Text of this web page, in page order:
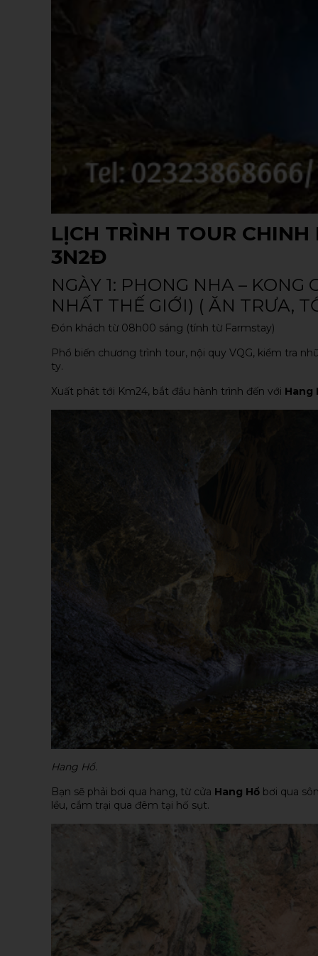
LỊCH TRÌNH TOUR
3N2Đ
NGÀY 1: PHONG NHA –
NHẤT THẾ GIỚI) ( ĂN TRƯA,
Đón khách từ 08h00 sáng (tính từ Farmstay)
Phổ biến chương trình tour, nội quy VQG, kiểm tra
ty.
Xuất phát tới Km24, bắt đầu hành trình đến với Hang
Hang Hổ.
Bạn sẽ phải bơi qua hang, từ cửa Hang Hổ bơi qua
lều, cắm trại qua đêm tại hố sụt.